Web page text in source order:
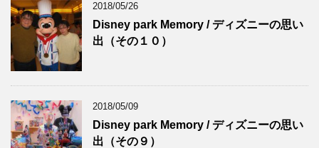
2018/05/26
Disney park Memory / ディズニーの思い
出（その１０）
2018/05/09
Disney park Memory / ディズニーの思い
出（その９）